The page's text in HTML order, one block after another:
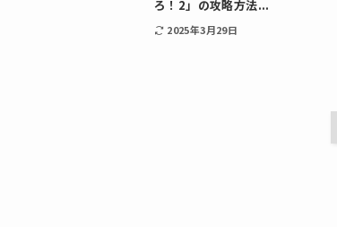
ろ！2」の攻略方法...
2025年3月29日